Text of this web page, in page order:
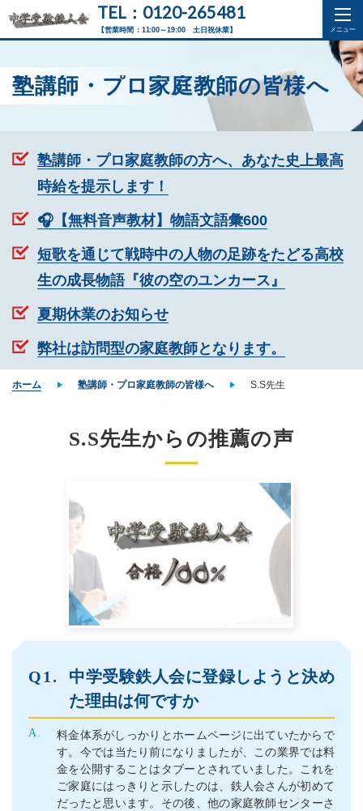
【営業時間：11:00～19:00 土日祝休業】
TEL：0120-265481
塾講師・プロ家庭教師の皆様へ
塾講師・プロ家庭教師の方へ、あなた史上最高
時給を提示します！
🎧【無料音声教材】物語文語彙600
短歌を通じて戦時中の人物の足跡をたどる高校
生の成長物語『彼の空のユンカース』
夏期休業のお知らせ
弊社は訪問型の家庭教師となります。
ホーム 塾講師・プロ家庭教師の皆様へ S.S先生
S.S先生からの推薦の声
中学受験鉄人会に登録しようと決め
た理由は何ですか
料金体系がしっかりとホームページに出ていたからで
す。今では当たり前になりましたが、この業界では料
金を公開することはタブーとされていました。これを
ご家庭にはっきりと示したのは、鉄人会さんが初めて
だったと思います。その後、他の家庭教師センターさ